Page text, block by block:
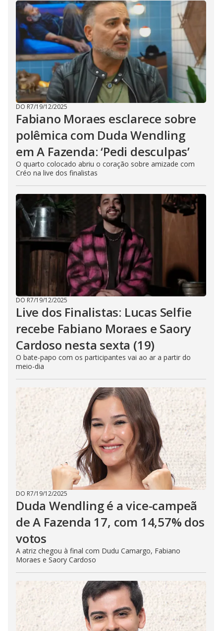
DO R7/19/12/2025
Fabiano Moraes esclarece sobre
polêmica com Duda Wendling
em A Fazenda: ‘Pedi desculpas’
O quarto colocado abriu o coração sobre amizade com
Créo na live dos finalistas
DO R7/19/12/2025
Live dos Finalistas: Lucas Selfie
recebe Fabiano Moraes e Saory
Cardoso nesta sexta (19)
O bate-papo com os participantes vai ao ar a partir do
meio-dia
DO R7/19/12/2025
Duda Wendling é a vice-campeã
de A Fazenda 17, com 14,57% dos
votos
A atriz chegou à final com Dudu Camargo, Fabiano
Moraes e Saory Cardoso